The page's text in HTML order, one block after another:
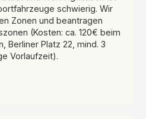
schwierig. Wir
Zonen und beantragen
(Kosten: ca. 120€ beim
Berliner Platz 22, mind. 3
Vorlaufzeit).